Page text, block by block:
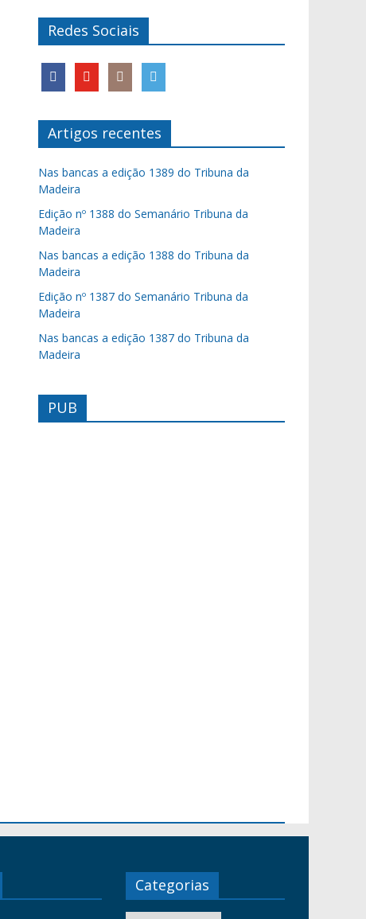
Redes Sociais
Artigos recentes
Nas bancas a edição 1389 do Tribuna da
Madeira
Edição nº 1388 do Semanário Tribuna da
Madeira
Nas bancas a edição 1388 do Tribuna da
Madeira
Edição nº 1387 do Semanário Tribuna da
Madeira
Nas bancas a edição 1387 do Tribuna da
Madeira
PUB
Categorias